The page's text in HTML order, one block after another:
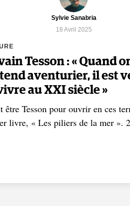
Sylvie Sanabria
18 Avril 2025
Tesson : « Quand
aventurier, il est
au XXI siècle »
être Tesson pour ouvrir en ces
livre, « Les piliers de la mer ».